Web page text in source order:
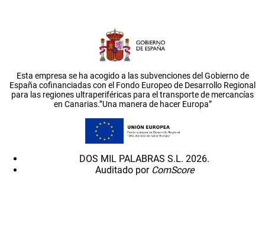
Esta empresa se ha acogido a las subvenciones del Gobierno de
España cofinanciadas con el Fondo Europeo de Desarrollo Regional
para las regiones ultraperiféricas para el transporte de mercancías
en Canarias.”Una manera de hacer Europa”
DOS MIL PALABRAS S.L. 2026.
Auditado por ComScore